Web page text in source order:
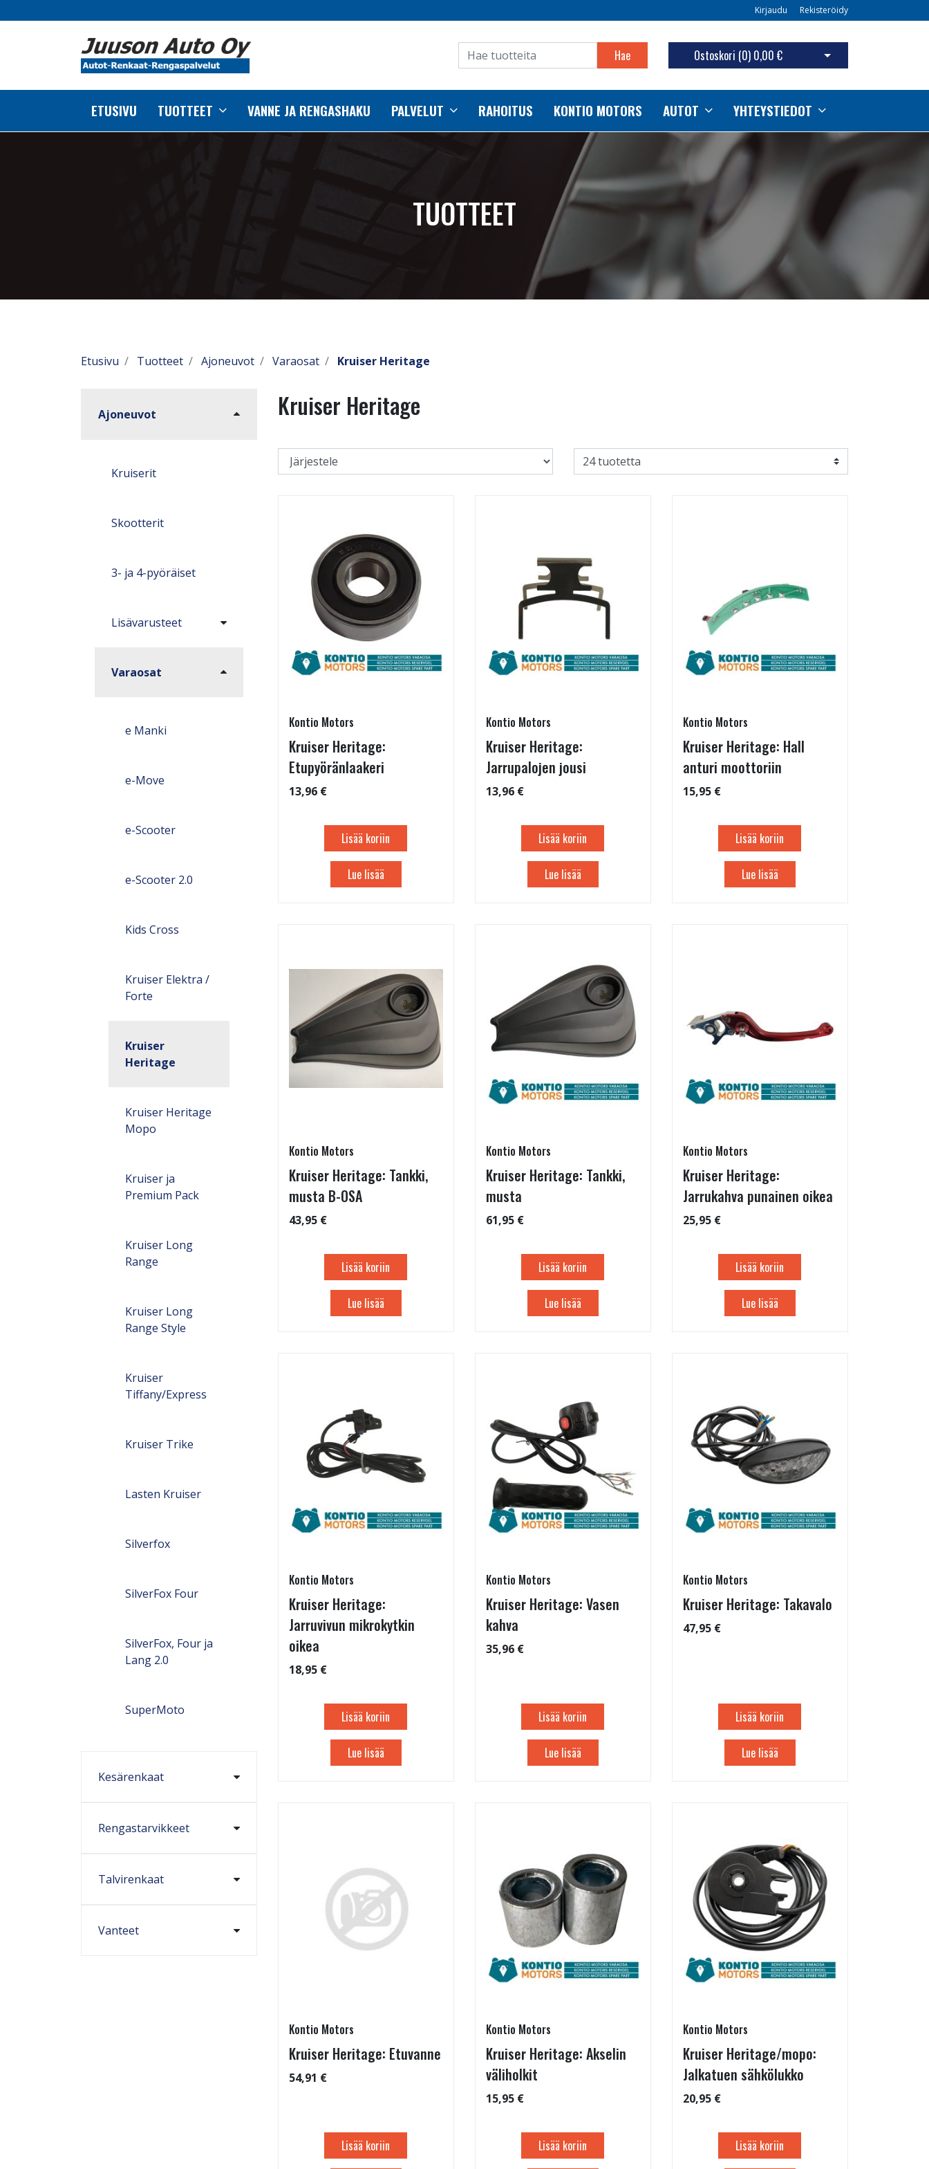
Kirjaudu Rekisteröidy
Hae Ostoskori (0) 0,00 € Avaa ostoskori
ETUSIVU TUOTTEET VANNE JA RENGASHAKU PALVELUT RAHOITUS KONTIO MOTORS AUTOT YHTEYSTIEDOT
TUOTTEET
Etusivu Tuotteet Ajoneuvot Varaosat Kruiser Heritage
Ajoneuvot
Kruiserit
Skootterit
3- ja 4-pyöräiset
Lisävarusteet
Varaosat
e Manki
e-Move
e-Scooter
e-Scooter 2.0
Kids Cross
Kruiser Elektra /
Forte
Kruiser
Heritage
Kruiser Heritage
Mopo
Kruiser ja
Premium Pack
Kruiser Long
Range
Kruiser Long
Range Style
Kruiser
Tiffany/Express
Kruiser Trike
Lasten Kruiser
Silverfox
SilverFox Four
SilverFox, Four ja
Lang 2.0
SuperMoto
Kesärenkaat
Rengastarvikkeet
Talvirenkaat
Vanteet
Kruiser Heritage
Kontio Motors
Kruiser Heritage:
Etupyöränlaakeri
13,96 €
Lisää koriin
Lue lisää
Kontio Motors
Kruiser Heritage:
Jarrupalojen jousi
13,96 €
Lisää koriin
Lue lisää
Kontio Motors
Kruiser Heritage: Hall
anturi moottoriin
15,95 €
Lisää koriin
Lue lisää
Kontio Motors
Kruiser Heritage: Tankki,
musta B-OSA
43,95 €
Lisää koriin
Lue lisää
Kontio Motors
Kruiser Heritage: Tankki,
musta
61,95 €
Lisää koriin
Lue lisää
Kontio Motors
Kruiser Heritage:
Jarrukahva punainen oikea
25,95 €
Lisää koriin
Lue lisää
Kontio Motors
Kruiser Heritage:
Jarruvivun mikrokytkin
oikea
18,95 €
Lisää koriin
Lue lisää
Kontio Motors
Kruiser Heritage: Vasen
kahva
35,96 €
Lisää koriin
Lue lisää
Kontio Motors
Kruiser Heritage: Takavalo
47,95 €
Lisää koriin
Lue lisää
Kontio Motors
Kruiser Heritage: Etuvanne
54,91 €
Lisää koriin
Kontio Motors
Kruiser Heritage: Akselin
väliholkit
15,95 €
Lisää koriin
Kontio Motors
Kruiser Heritage/mopo:
Jalkatuen sähkölukko
20,95 €
Lisää koriin